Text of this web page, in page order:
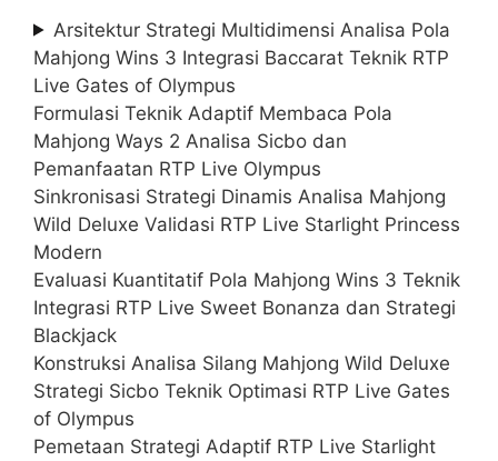
Arsitektur Strategi Multidimensi Analisa Pola
Mahjong Wins 3 Integrasi Baccarat Teknik RTP
Live Gates of Olympus
Formulasi Teknik Adaptif Membaca Pola
Mahjong Ways 2 Analisa Sicbo dan
Pemanfaatan RTP Live Olympus
Sinkronisasi Strategi Dinamis Analisa Mahjong
Wild Deluxe Validasi RTP Live Starlight Princess
Modern
Evaluasi Kuantitatif Pola Mahjong Wins 3 Teknik
Integrasi RTP Live Sweet Bonanza dan Strategi
Blackjack
Konstruksi Analisa Silang Mahjong Wild Deluxe
Strategi Sicbo Teknik Optimasi RTP Live Gates
of Olympus
Pemetaan Strategi Adaptif RTP Live Starlight